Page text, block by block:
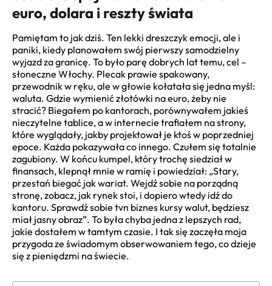
euro, dolara i reszty świata
Pamiętam to jak dziś. Ten lekki dreszczyk emocji, ale i
paniki, kiedy planowałem swój pierwszy samodzielny
wyjazd za granicę. To było parę dobrych lat temu, cel –
słoneczne Włochy. Plecak prawie spakowany,
przewodnik w ręku, ale w głowie kołatała się jedna myśl:
waluta. Gdzie wymienić złotówki na euro, żeby nie
stracić? Biegałem po kantorach, porównywałem jakieś
nieczytelne tablice, a w internecie trafiałem na strony,
które wyglądały, jakby projektował je ktoś w poprzedniej
epoce. Każda pokazywała co innego. Czułem się totalnie
zagubiony. W końcu kumpel, który trochę siedział w
finansach, klepnął mnie w ramię i powiedział: „Stary,
przestań biegać jak wariat. Wejdź sobie na porządną
stronę, zobacz, jak rynek stoi, i dopiero wtedy idź do
kantoru. Sprawdź sobie tvn biznes kursy walut, będziesz
miał jasny obraz”. To była chyba jedna z lepszych rad,
jakie dostałem w tamtym czasie. I tak się zaczęła moja
przygoda ze świadomym obserwowaniem tego, co dzieje
się z pieniędzmi na świecie.